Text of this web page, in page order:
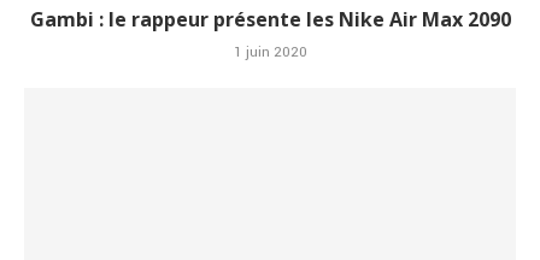
Gambi : le rappeur présente les Nike Air Max 2090
1 juin 2020